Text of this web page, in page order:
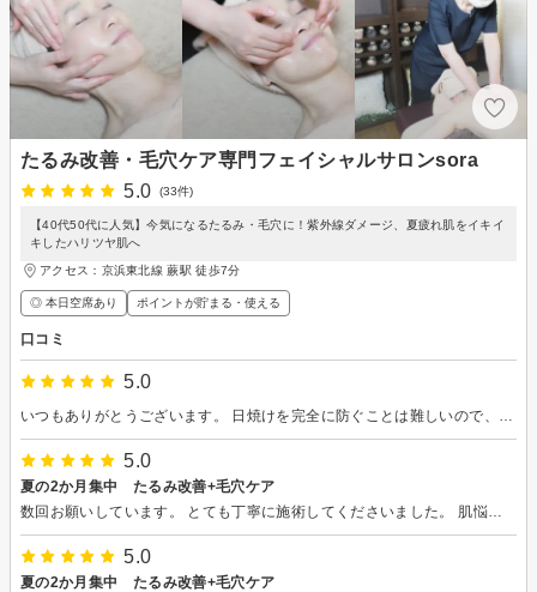
たるみ改善・毛穴ケア専門フェイシャルサロンsora
5.0
(33件)
【40代50代に人気】今気になるたるみ・毛穴に！紫外線ダメージ、夏疲れ肌をイキイ
キしたハリツヤ肌へ
アクセス：京浜東北線 蕨駅 徒歩7分
◎ 本日空席あり ポイントが貯まる・使える
口コミ
5.0
5.0
夏の2か月集中 たるみ改善+毛穴ケア
数回お願いしています。 とても丁寧に施術してくださいました。 肌悩みなどお話ししやすいです。 また、お願いしたいと思います。
5.0
夏の2か月集中 たるみ改善+毛穴ケア